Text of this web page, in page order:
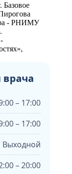
Базовое
- РНИМУ
врача
– 17:00
– 17:00
Выходной
– 20:00